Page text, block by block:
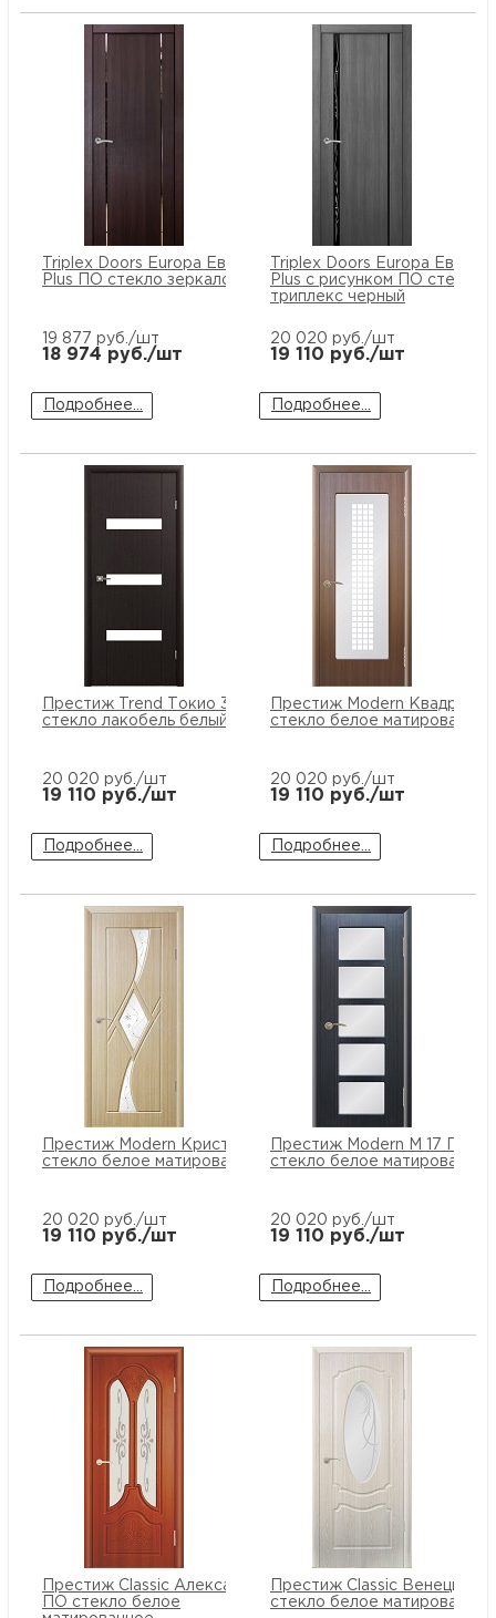
Triplex Doors Europa Европа 2
Plus ПО стекло зеркало
19 877 руб./шт
18 974 руб./шт
Подробнее...
Triplex Doors Europa Европа
Plus с рисунком ПО стекло
триплекс черный
20 020 руб./шт
19 110 руб./шт
Подробнее...
Престиж Trend Токио 3 ПО
стекло лакобель белый
20 020 руб./шт
19 110 руб./шт
Подробнее...
Престиж Modern Квадро ПО
стекло белое матированное
20 020 руб./шт
19 110 руб./шт
Подробнее...
Престиж Modern Кристалл ПО
стекло белое матированное
20 020 руб./шт
19 110 руб./шт
Подробнее...
Престиж Modern М 17 ПО
стекло белое матированное
20 020 руб./шт
19 110 руб./шт
Подробнее...
Престиж Classic Александрия
ПО стекло белое
Престиж Classic Венеция
стекло белое матированное